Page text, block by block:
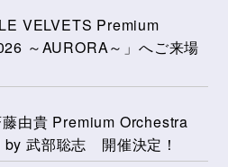
VELVETS Premium
～AURORA～」へご来場
由貴 Premium Orchestra
武部聡志 開催決定！